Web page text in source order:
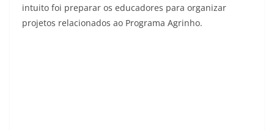
intuito foi preparar os educadores para organizar
projetos relacionados ao Programa Agrinho.